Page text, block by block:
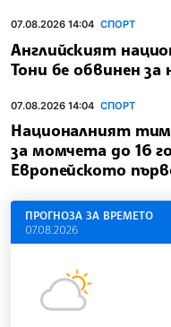
07.08.2026 14:04 СПОРТ
Английският
Тони бе обвинен за
07.08.2026 14:04 СПОРТ
Националният тим
за момчета до 16
Европейското
ПРОГНОЗА ЗА ВРЕМЕТО
07.08.2026